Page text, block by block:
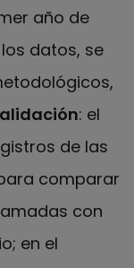
año de
datos, se
: el
de las
comparar
con
en el